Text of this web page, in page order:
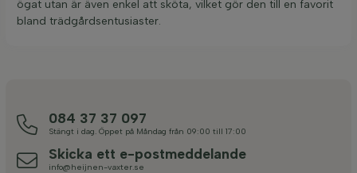
ögat utan är även enkel att sköta, vilket gör den till en favorit
bland trädgårdsentusiaster.
084 37 37 097
Stängt i dag. Öppet på Måndag från 09:00 till 17:00
Skicka ett e-postmeddelande
info@heijnen-vaxter.se